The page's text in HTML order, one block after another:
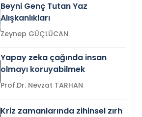
Beyni Genç Tutan Yaz
Alışkanlıkları
Zeynep GÜÇLÜCAN
Yapay zeka çağında insan
olmayı koruyabilmek
Prof.Dr. Nevzat TARHAN
Kriz zamanlarında zihinsel zırh